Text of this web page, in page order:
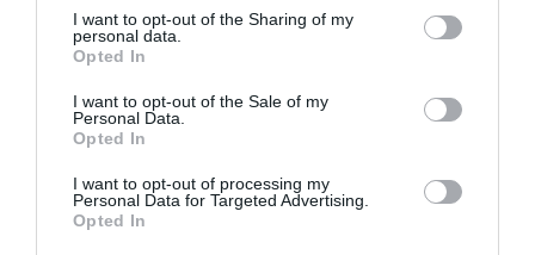
not limited to your visit or usage behaviour. You may click to
grant or deny consent to Google and its third-party tags to
use your data for below specified purposes in below Google
consent section.
I want to opt-out of the Sharing of my
personal data.
Opted In
I want to opt-out of the Sale of my
Personal Data.
Opted In
I want to opt-out of processing my
Personal Data for Targeted Advertising.
Opted In
Ροή ειδήσεων
ΗΠΑ: Πάνω από 175.000 βίζες ανακάλεσε η κυβέρνηση
Τηλεφωνική συνομιλία Γεραπετρίτη με τον Αιγύπτιο
ομόλογό του